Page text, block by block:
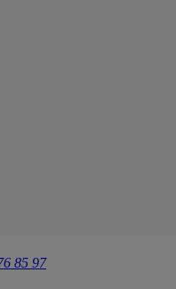
85 97